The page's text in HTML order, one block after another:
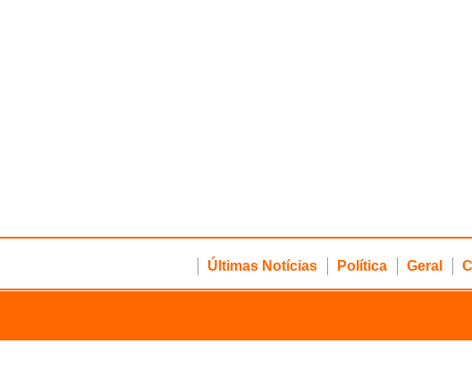
Últimas Notícias Política Geral